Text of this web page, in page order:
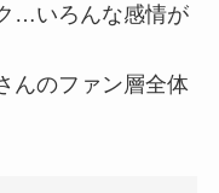
…いろんな感情が
んのファン層全体